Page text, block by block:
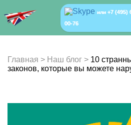
или +7 (495)
00-76
Главная > Наш блог > 10
законов, которые вы можете